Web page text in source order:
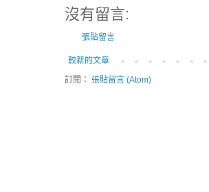
沒有留言:
張貼留言
較新的文章
訂閱： 張貼留言 (Atom)